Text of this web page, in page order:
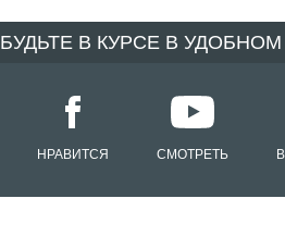
БУДЬТЕ В КУРСЕ В
НРАВИТСЯ СМОТРЕТЬ